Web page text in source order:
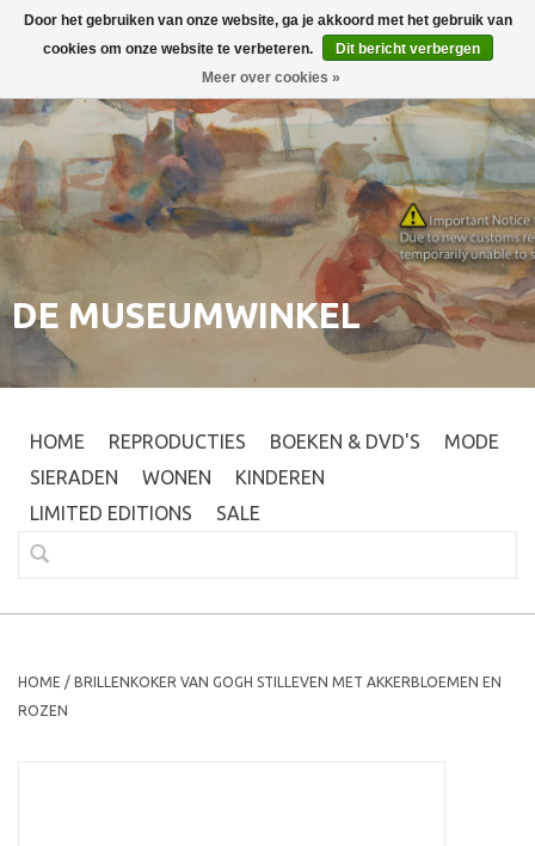
Inloggen 0
DE MUSEUMWINKEL
HOME REPRODUCTIES BOEKEN & DVD'S
MODE
SIERADEN
WONEN
KINDEREN
LIMITED EDITIONS
SALE
HOME / BRILLENKOKER VAN GOGH STILLEVEN MET AKKERBLOEMEN EN
ROZEN
Door het gebruiken van onze website, ga je akkoord met het gebruik van
cookies om onze website te verbeteren.
Dit bericht verbergen
Meer over cookies »